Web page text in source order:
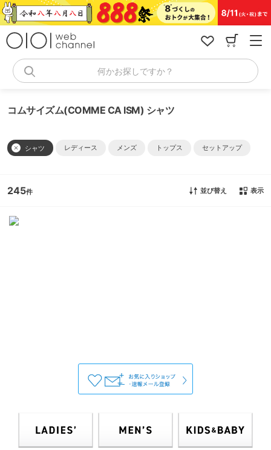
コ
ン
何かお探しですか？
コムサイズム(COMME CA ISM) シャツ
シャツ レディース メンズ トップス セットアップ
245 並び替え 表示